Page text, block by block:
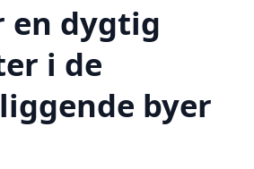
en dygtig
i de
byer